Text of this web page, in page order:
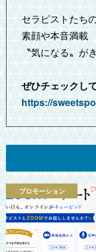
セラピストたち
素顔や本音満載
〝気になる〟が
ぜひチェックし
https://
プロモーション